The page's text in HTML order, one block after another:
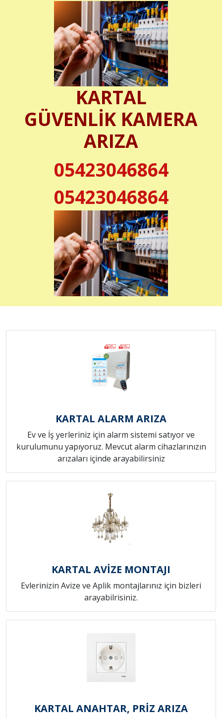
KARTAL
GÜVENLİK KAMERA
ARIZA
05423046864
05423046864
KARTAL ALARM ARIZA
Ev ve İş yerleriniz için alarm sistemi satıyor ve
kurulumunu yapıyoruz. Mevcut alarm cihazlarınızın
arızaları içinde arayabilirsiniz
KARTAL AVİZE MONTAJI
Evlerinizin Avize ve Aplik montajlarınız için bizleri
arayabilrisiniz.
KARTAL ANAHTAR, PRİZ ARIZA